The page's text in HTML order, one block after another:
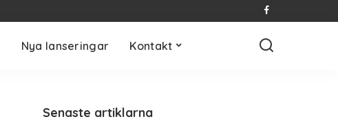
Nya lanseringar Kontakt
Senaste artiklarna